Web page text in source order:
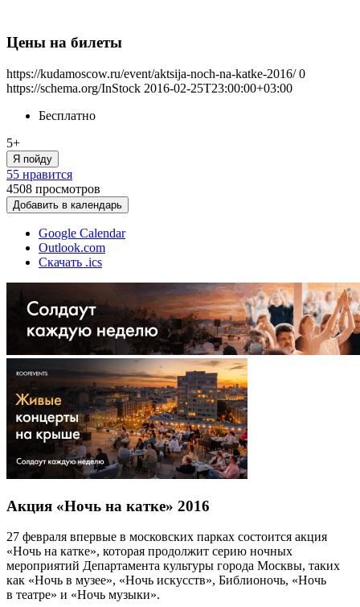
Цены на билеты
https://kudamoscow.ru/event/aktsija-noch-na-katke-2016/ 0
https://schema.org/InStock 2016-02-25T23:00:00+03:00
Бесплатно
5+
Я пойду
55 нравится
4508 просмотров
Добавить в календарь
Google Calendar
Outlook.com
Скачать .ics
Акция «Ночь на катке» 2016
27 февраля впервые в московских парках состоится акция
«Ночь на катке», которая продолжит серию ночных
мероприятий Департамента культуры города Москвы, таких
как «Ночь в музее», «Ночь искусств», Библионочь, «Ночь
в театре» и «Ночь музыки».